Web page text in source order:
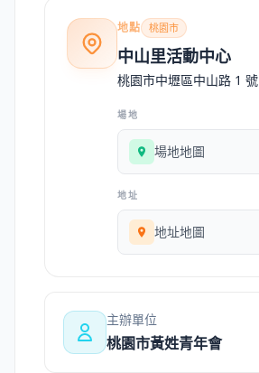
地點 桃園市
中山里活動中心
桃園市中壢區中山路 1 號
場地
場地地圖
地址
地址地圖
主辦單位
桃園市黃姓青年會